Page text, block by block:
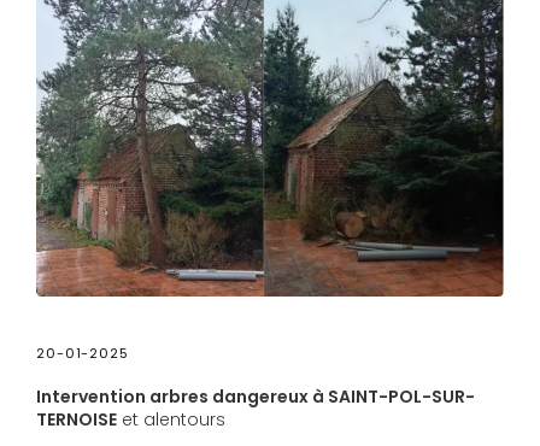
20-01-2025
Intervention arbres dangereux à SAINT-POL-SUR-
TERNOISE et alentours